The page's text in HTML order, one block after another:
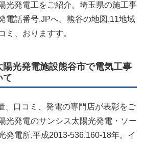
光発電工をご紹介。埼玉県の施工事
電話番号.JPへ。熊谷の地図.11地域
ミ、おりますす。
光発電施設熊谷市で電気工事
て
、口コミ、発電の専門店が表彰をご
光発電のサンシス太陽光発電・ソー
発電所,平成2013-536.160-18年。イ